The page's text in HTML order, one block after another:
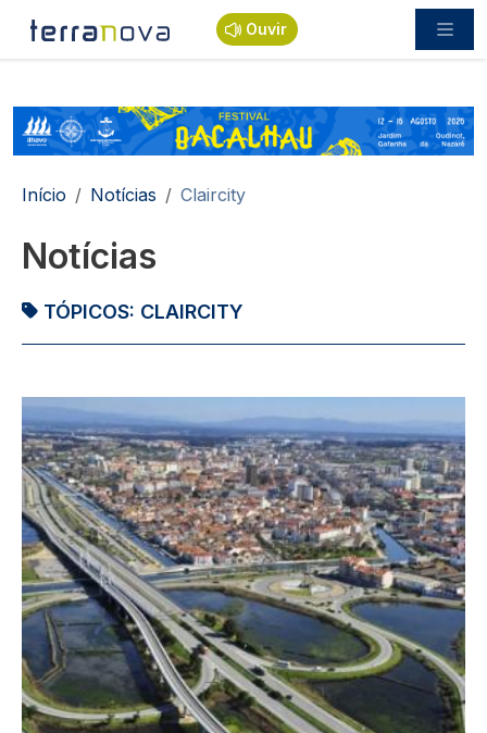
Passar para o conteúdo principal
Ouvir
Navegação estrutural
Início Notícias Claircity
Notícias
TÓPICOS: CLAIRCITY
Imagem